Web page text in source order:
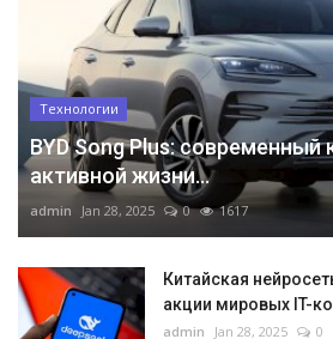
Технологии
BYD Song Plus: современный
активной жизни...
admin Jan 28, 2025 0 1617
Китайская
акции мировых IT-
admin Jan 28, 2025 0